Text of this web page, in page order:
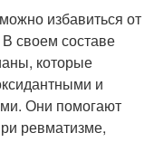
избавиться от
своем составе
которые
и
Они помогают
ревматизме,